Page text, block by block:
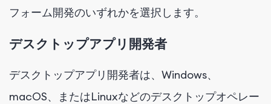
フォーム開発のいずれかを選択します。
デスクトップアプリ開発者
デスクトップアプリ開発者は、Windows、
macOS、またはLinuxなどのデスクトップオペレー